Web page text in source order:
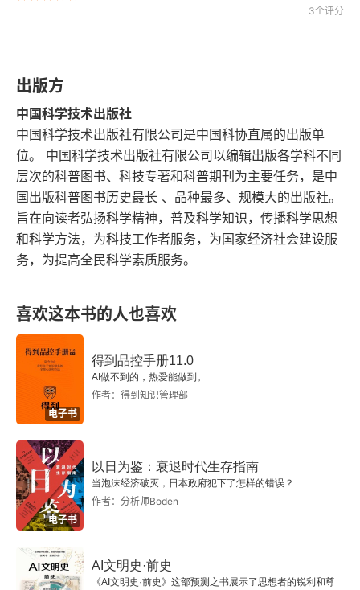
加快推进生产性服务业高质量发展
以高质量绿色发展助力国内“大循环”主体格局
以绿色发展理念推动向海经济高质量发展
以完善国家经济治理体系为新发展格局夯实基础
第三章 深化“双碳”改革 缔造生态未来
碳达峰、碳中和目标与中国的新能源革命
开启我国能源体系重大变革和清洁可再生能源创新发
展新时代
试论碳达峰与碳中和
我国实现“双碳”目标面临的挑战及对策
“双碳”目标推进过程中的主要风险及防范对策
碳中和目标引领下的消费责任与政策建议
3个评分
出版方
中国科学技术出版社
中国科学技术出版社有限公司是中国科协直属的出版单
位。 中国科学技术出版社有限公司以编辑出版各学科不同
层次的科普图书、科技专著和科普期刊为主要任务，是中
国出版科普图书历史最长 、品种最多、规模大的出版社。
旨在向读者弘扬科学精神，普及科学知识，传播科学思想
和科学方法，为科技工作者服务，为国家经济社会建设服
务，为提高全民科学素质服务。
喜欢这本书的人也喜欢
电子书
得到品控手册11.0
AI做不到的，热爱能做到。
作者：得到知识管理部
电子书
以日为鉴：衰退时代生存指南
当泡沫经济破灭，日本政府犯下了怎样的错误？
作者：分析师Boden
AI文明史·前史
《AI文明史·前史》这部预测之书展示了思想者的锐利和尊